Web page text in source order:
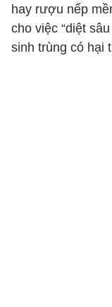
hay rượu nếp
cho việc “diệt sâu
sinh trùng có hại